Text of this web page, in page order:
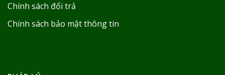
Chính sách đổi trả
Chính sách bảo mật thông tin